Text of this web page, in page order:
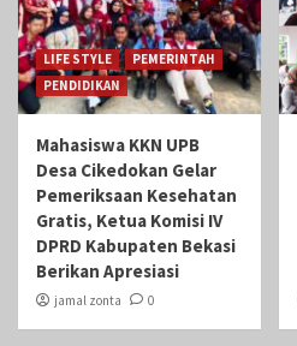
LIFE STYLE
PEMERINTAH
PENDIDIKAN
Mahasiswa KKN UPB
Desa Cikedokan Gelar
Pemeriksaan Kesehatan
Gratis, Ketua Komisi IV
DPRD Kabupaten Bekasi
Berikan Apresiasi
jamal zonta 0